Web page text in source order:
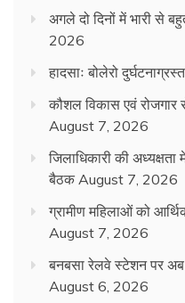
अगले दो दिनों में भारी से
2026
हादसाः बोलेरो
कौशल विकास एवं
August 7, 2026
जिलाधिकारी की
बैठक August 7, 2026
ग्रामीण महिलाओं को
August 7, 2026
बनबसा रेलवे स्टेशन पर
August 6, 2026